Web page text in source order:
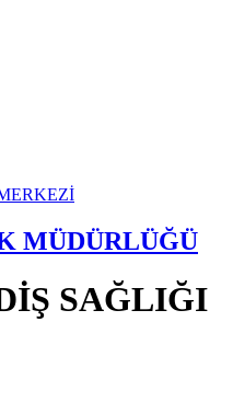
MÜDÜRLÜĞÜ
SAĞLIĞI